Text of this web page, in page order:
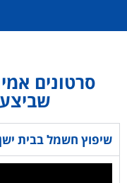
סרטונים
שיפוץ חשמל בבית